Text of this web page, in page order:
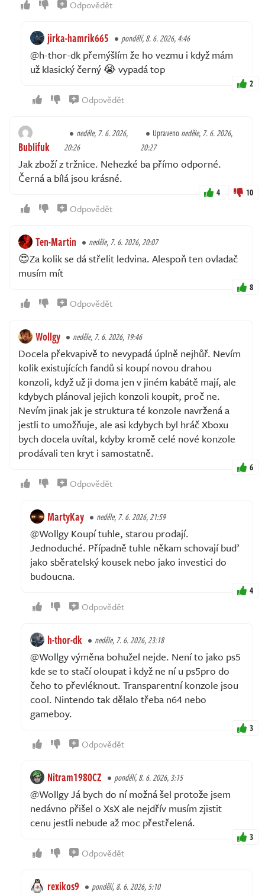
Odpovědět
jirka-hamrik665 pondělí, 8. 6. 2026, 4:46
@h-thor-dk přemýšlím že ho vezmu i když mám
už klasický černý 😭 vypadá top
2
Odpovědět
Bublifuk
neděle, 7. 6. 2026,
20:26
Upravenoneděle, 7. 6. 2026,
20:27
Jak zboží z tržnice. Nehezké ba přímo odporné.
Černá a bílá jsou krásné.
4 10
Odpovědět
Ten-Martin neděle, 7. 6. 2026, 20:07
😍Za kolik se dá střelit ledvina. Alespoň ten ovladač
musím mít
8
Odpovědět
Wollgy neděle, 7. 6. 2026, 19:46
Docela překvapivě to nevypadá úplně nejhůř. Nevím
kolik existujících fandů si koupí novou drahou
konzoli, když už ji doma jen v jiném kabátě mají, ale
kdybych plánoval jejich konzoli koupit, proč ne.
Nevím jinak jak je struktura té konzole navržená a
jestli to umožňuje, ale asi kdybych byl hráč Xboxu
bych docela uvítal, kdyby kromě celé nové konzole
prodávali ten kryt i samostatně.
6
Odpovědět
MartyKay neděle, 7. 6. 2026, 21:59
@Wollgy Koupí tuhle, starou prodají.
Jednoduché. Případně tuhle někam schovají buď
jako sběratelský kousek nebo jako investici do
budoucna.
4
Odpovědět
h-thor-dk neděle, 7. 6. 2026, 23:18
@Wollgy výměna bohužel nejde. Není to jako ps5
kde se to stačí oloupat i když ne ní u ps5pro do
čeho to převléknout. Transparentní konzole jsou
cool. Nintendo tak dělalo třeba n64 nebo
gameboy.
3
Odpovědět
Nitram1980CZ pondělí, 8. 6. 2026, 3:15
@Wollgy Já bych do ní možná šel protože jsem
nedávno přišel o XsX ale nejdřív musím zjistit
cenu jestli nebude až moc přestřelená.
3
Odpovědět
rexikos9 pondělí, 8. 6. 2026, 5:10